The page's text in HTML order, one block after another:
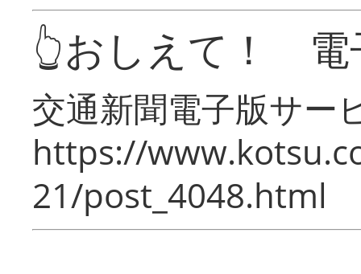
👆おしえて！ 電
交通新聞電子版サー
https://
21/post_4048.html